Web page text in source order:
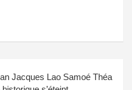
Jacques Lao Samoé Théa